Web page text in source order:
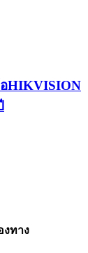
HIKVISION
งทาง